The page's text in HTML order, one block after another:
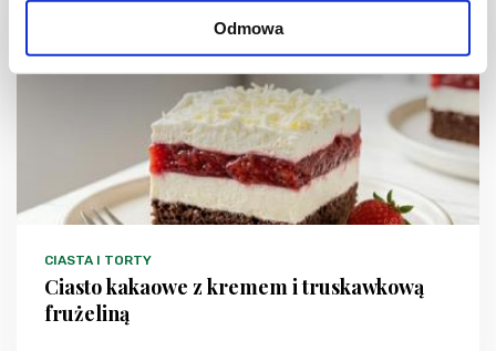
Odmowa
CIASTA I TORTY
Ciasto kakaowe z kremem i truskawkową
frużeliną